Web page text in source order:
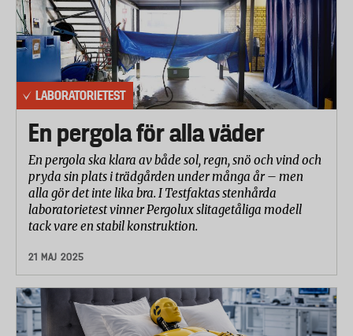
LABORATORIETEST
En pergola för alla väder
En pergola ska klara av både sol, regn, snö och vind och
pryda sin plats i trädgården under många år – men
alla gör det inte lika bra. I Testfaktas stenhårda
laboratorietest vinner Pergolux slitagetåliga modell
tack vare en stabil konstruktion.
21 MAJ 2025